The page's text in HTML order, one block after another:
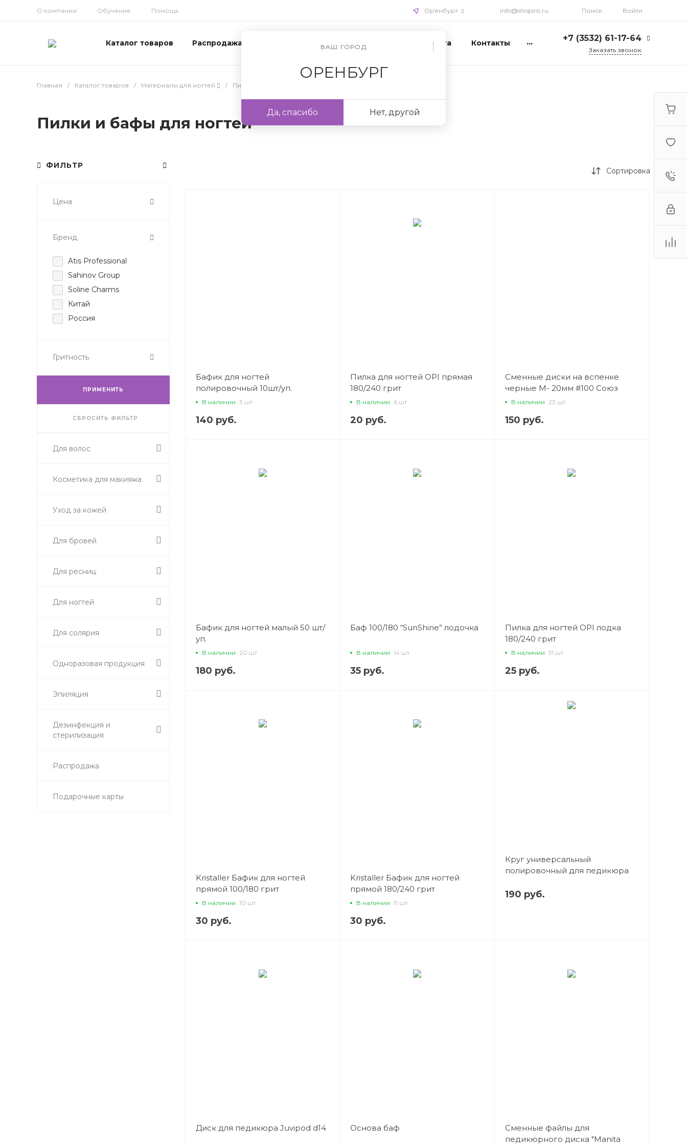
О компании Обучение Помощь Оренбург
ВАШ ГОРОД
ОРЕНБУРГ
Да, спасибо Нет, другой
info@shopiris.ru Поиск Войти
Каталог товаров Распродажа Схемы ухода Доставка и оплата Контакты ... +7 (3532) 61-17-64
Ежедневно 10:00 - 21:00
Заказать звонок
Главная / Каталог товаров / Материалы для ногтей / Пилки и бафы для ногтей
Пилки и бафы для ногтей
ФИЛЬТР
Цена
Бренд
Atis Professional
Sahinov Group
Soline Charms
Китай
Россия
Гритность
ПРИМЕНИТЬ
СБРОСИТЬ ФИЛЬТР
Для волос
Косметика для макияжа
Уход за кожей
Для бровей
Для ресниц
Для ногтей
Для солярия
Одноразовая продукция
Эпиляция
Дезинфекция и
стерилизация
Распродажа
Подарочные карты
Сортировка
Бафик для ногтей
полировочный 10шт/уп.
В наличии 3 шт
140 руб.
Пилка для ногтей OPI прямая
180/240 грит
В наличии 6 шт
20 руб.
Сменные диски на вспенке
черные M- 20мм #100 Союз
Мастеров
В наличии 23 шт
150 руб.
Бафик для ногтей малый 50 шт/
уп.
В наличии 20 шт
180 руб.
Баф 100/180 “SunShine” лодочка
В наличии 14 шт
35 руб.
Пилка для ногтей OPI лодка
180/240 грит
В наличии 51 шт
25 руб.
Kristaller Бафик для ногтей
прямой 100/180 грит
В наличии 10 шт
30 руб.
Kristaller Бафик для ногтей
прямой 180/240 грит
В наличии 11 шт
30 руб.
Круг универсальный
полировочный для педикюра
190 руб.
Диск для педикюра Juvipod d14 Основа баф
Сменные файлы для
педикюрного диска "Manita